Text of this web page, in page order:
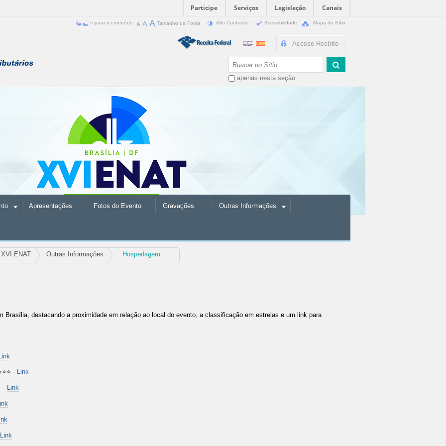
Participe Serviços Legislação
Canais
Ir para o conteúdo Tamanho da Fonte Alto Contraste Acessibilidade Mapa do Sítio
Acesso Restrito
apenas nesta seção
Apresentações Fotos do Evento Gravações Outras Informações
XVI ENAT Outras Informações Hospedagem
Brasília, destacando a proximidade em relação ao local do evento, a classificação em estrelas e um link para
- Link
- Link
Link
Link